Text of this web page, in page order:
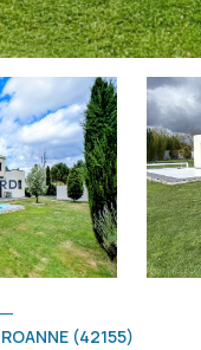
(42155)